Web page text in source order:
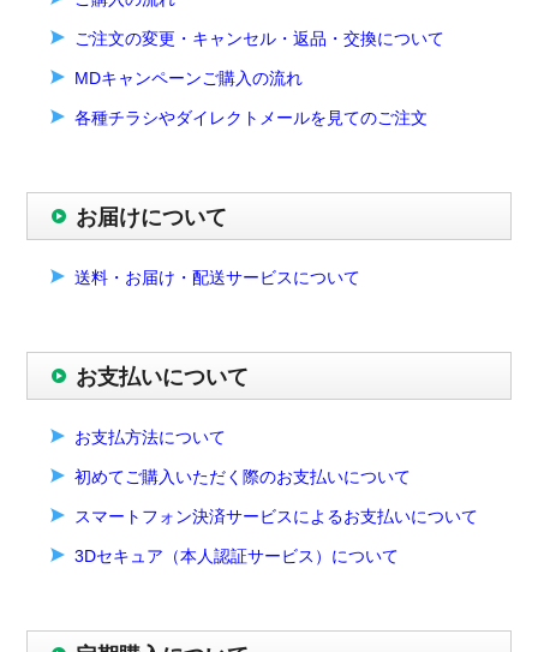
ご注文の変更・キャンセル・返品・交換について
MDキャンペーンご購入の流れ
各種チラシやダイレクトメールを見てのご注文
お届けについて
送料・お届け・配送サービスについて
お支払いについて
お支払方法について
初めてご購入いただく際のお支払いについて
スマートフォン決済サービスによるお支払いについて
3Dセキュア（本人認証サービス）について